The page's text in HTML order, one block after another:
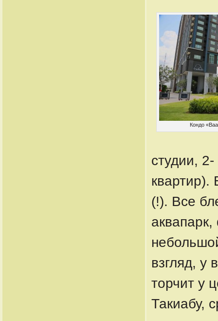
Кондо
студии,
квартир).
(!). Все
взгляд, у
торчит у
Такиабу,